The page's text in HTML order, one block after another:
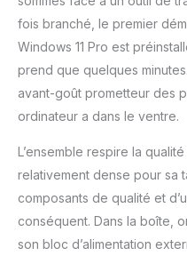
fois branché, le premier
Windows 11 Pro est
prend que quelques
avant-goût prometteur des
ordinateur a dans le ventre.
L’ensemble respire la
relativement dense pour sa
composants de qualité et
conséquent. Dans la boîte,
son bloc d’alimentation